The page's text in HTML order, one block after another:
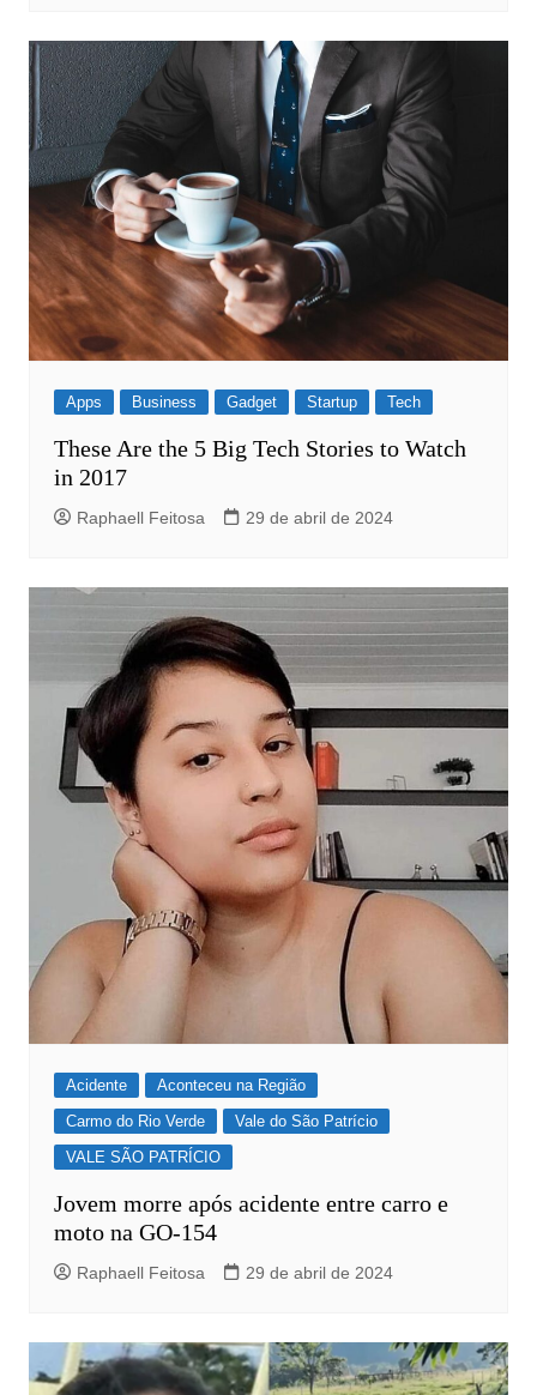
Apps Business Gadget Startup Tech
These Are the 5 Big Tech Stories to Watch
in 2017
Raphaell Feitosa 29 de abril de 2024
Acidente
Aconteceu na Região
Carmo do Rio Verde
Vale do São Patrício
VALE SÃO PATRÍCIO
Jovem morre após acidente entre carro e
moto na GO-154
Raphaell Feitosa 29 de abril de 2024